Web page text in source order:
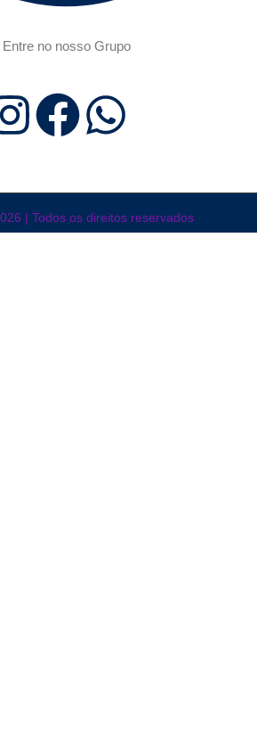
Entre no nosso Grupo
| Todos os direitos reservados